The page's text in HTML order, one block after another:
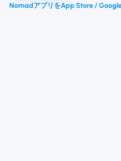
NomadアプリをApp Store /